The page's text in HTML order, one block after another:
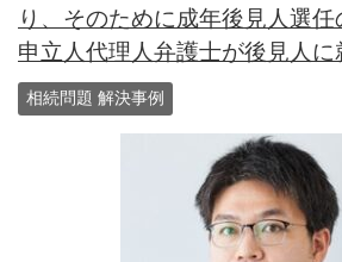
り、そのために成年後見人選任
申立人代理人弁護士が後見人に
相続問題 解決事例